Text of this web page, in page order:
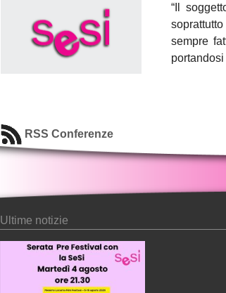
“Il
sempre
RSS Conferenze
Ultime notizie